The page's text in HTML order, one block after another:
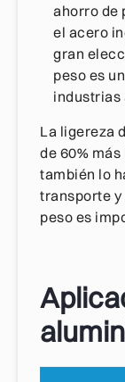
ahorro de
el acero
gran
peso es
industrias
La ligereza
de 60%
también lo
transporte y
peso es